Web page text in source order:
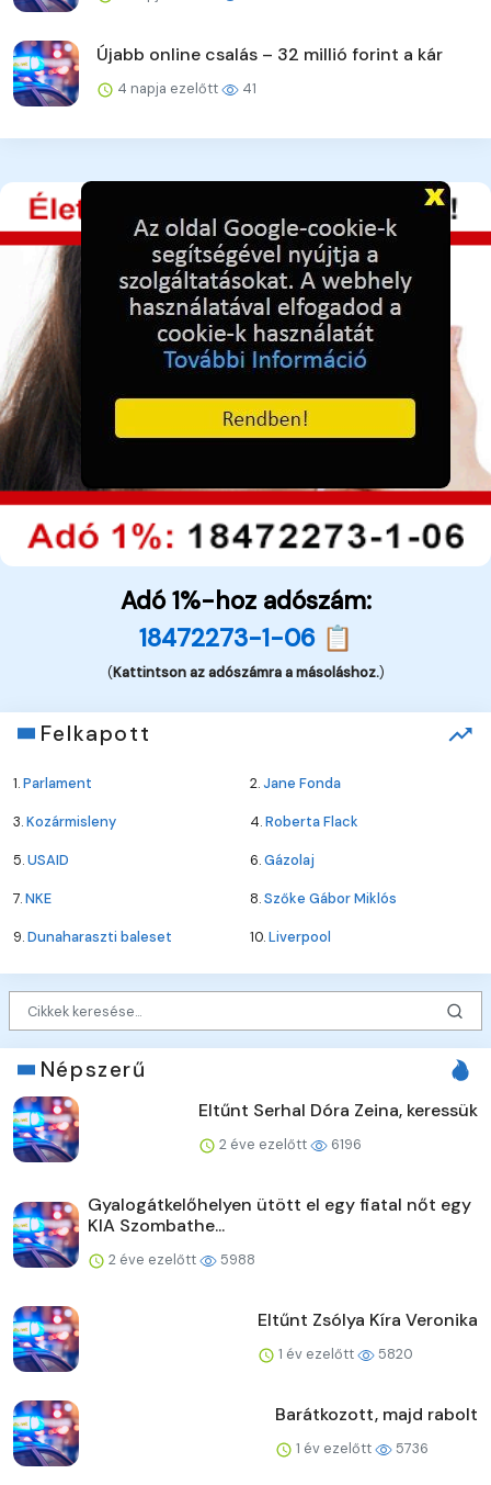
Újabb online csalás – 32 millió forint a kár
4 napja ezelőtt 41
Adó 1%-hoz adószám:
18472273-1-06 📋
(Kattintson az adószámra a másoláshoz.)
Felkapott
1.Parlament 2.Jane Fonda
3.Kozármisleny 4.Roberta Flack
5.USAID 6.Gázolaj
7.NKE 8.Szőke Gábor Miklós
9.Dunaharaszti baleset 10.Liverpool
Népszerű
Eltűnt Serhal Dóra Zeina, keressük
2 éve ezelőtt 6196
Gyalogátkelőhelyen ütött el egy fiatal nőt egy
KIA Szombathe...
2 éve ezelőtt 5988
Eltűnt Zsólya Kíra Veronika
1 év ezelőtt 5820
Barátkozott, majd rabolt
1 év ezelőtt 5736